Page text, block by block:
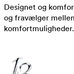
Designet og
og fravælger
komfortmuligheder.